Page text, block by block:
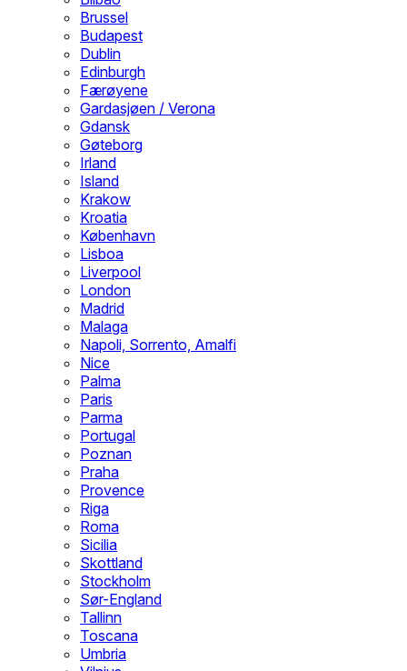
Brussel
Budapest
Dublin
Edinburgh
Færøyene
Gardasjøen / Verona
Gdansk
Gøteborg
Irland
Island
Krakow
Kroatia
København
Lisboa
Liverpool
London
Madrid
Malaga
Napoli, Sorrento, Amalfi
Nice
Palma
Paris
Parma
Portugal
Poznan
Praha
Provence
Riga
Roma
Sicilia
Skottland
Stockholm
Sør-England
Tallinn
Toscana
Umbria